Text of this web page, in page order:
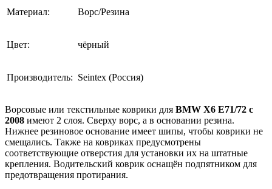
Материал: Ворс/Резина
Цвет: чёрный
Производитель: Seintex (Россия)
Ворсовые или текстильные коврики для BMW X6 E71/72 с
2008 имеют 2 слоя. Сверху ворс, а в основании резина.
Нижнее резиновое основание имеет шипы, чтобы коврики не
смещались. Также на ковриках предусмотрены
соответствующие отверстия для установки их на штатные
крепления. Водительский коврик оснащён подпятником для
предотвращения протирания.